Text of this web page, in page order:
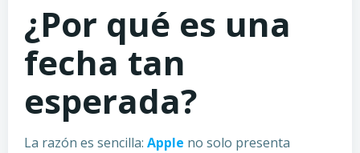
¿Por qué es una
fecha tan
esperada?
La razón es sencilla: Apple no solo presenta